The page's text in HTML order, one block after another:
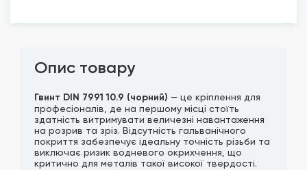
Опис товару
Гвинт DIN 7991 10.9 (чорний) — це кріплення для
професіоналів, де на першому місці стоїть
здатність витримувати величезні навантаження
на розрив та зріз. Відсутність гальванічного
покриття забезпечує ідеальну точність різьби та
виключає ризик водневого окрихчення, що
критично для металів такої високої твердості.